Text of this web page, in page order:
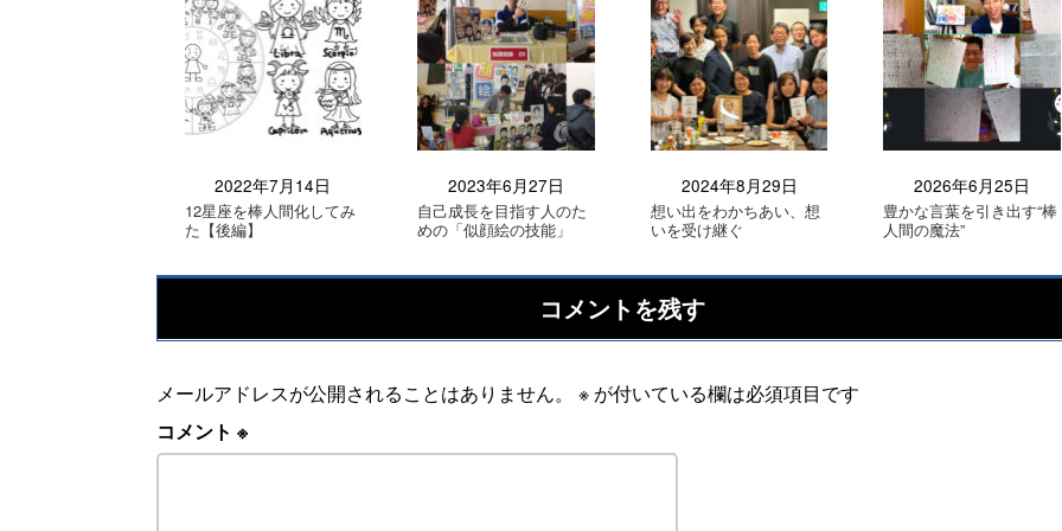
2022年7月14日
12星座を棒人間化してみ
た【後編】
2023年6月27日
自己成長を目指す人のた
めの「似顔絵の技能」
2024年8月29日
想い出をわかちあい、想
いを受け継ぐ
2026年6月25日
豊かな言葉を引き出す“棒
人間の魔法”
コメントを残す
メールアドレスが公開されることはありません。 ※ が付いている欄は必須項目です
コメント ※